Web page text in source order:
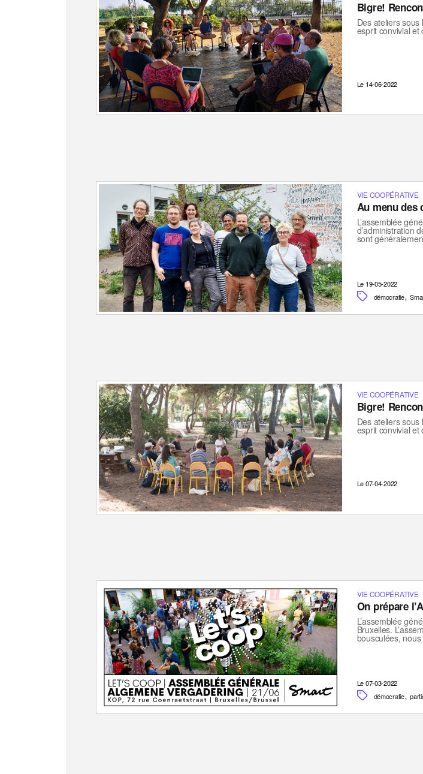
Bigre!
Des ateliers sous
esprit convivial
Le 14-06-2022
VIE COOPÉRATIVE
Au menu des
L’assemblée
d’administration
sont
Le 19-05-2022
démocratie,
VIE COOPÉRATIVE
Bigre!
Des ateliers sous
esprit convivial
Le 07-04-2022
VIE COOPÉRATIVE
On prépare
L’assemblée
Bruxelles.
bousculées,
Le 07-03-2022
démocratie,